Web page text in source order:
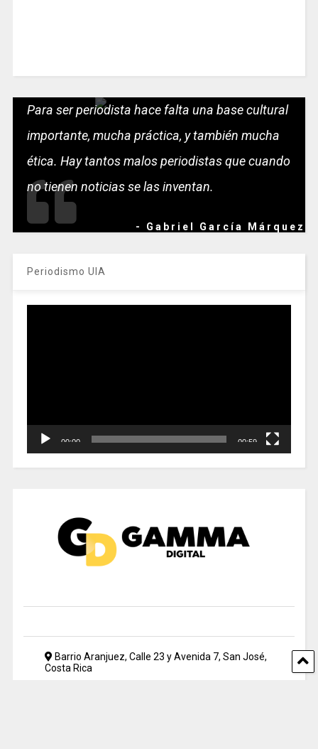
Para ser periodista hace falta una base cultural
importante, mucha práctica, y también mucha
ética. Hay tantos malos periodistas que cuando
no tienen noticias se las inventan.
- Gabriel García Márquez
Periodismo UIA
00:00 00:59
Barrio Aranjuez, Calle 23 y Avenida 7, San José,
Costa Rica